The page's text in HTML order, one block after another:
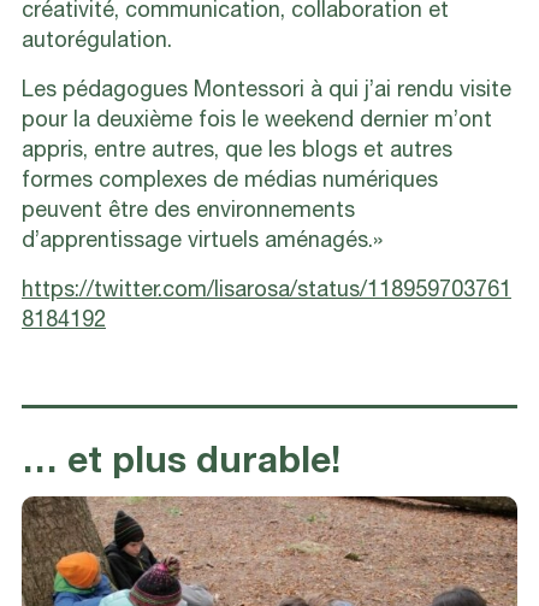
créativité, communication, collaboration et
autorégulation.
Les pédagogues Montessori à qui j’ai rendu visite
pour la deuxième fois le weekend dernier m’ont
appris, entre autres, que les blogs et autres
formes complexes de médias numériques
peuvent être des environnements
d’apprentissage virtuels aménagés.»
https://twitter.com/lisarosa/status/118959703761
8184192
… et plus durable!